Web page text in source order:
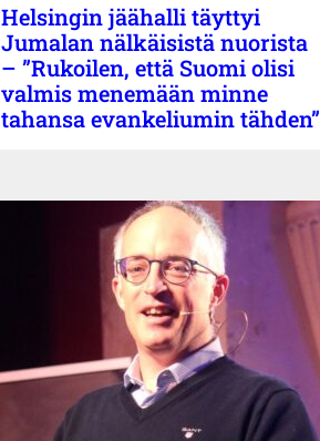
Helsingin jäähalli täyttyi
Jumalan nälkäisistä nuorista
– ”Rukoilen, että Suomi olisi
valmis menemään minne
tahansa evankeliumin tähden”